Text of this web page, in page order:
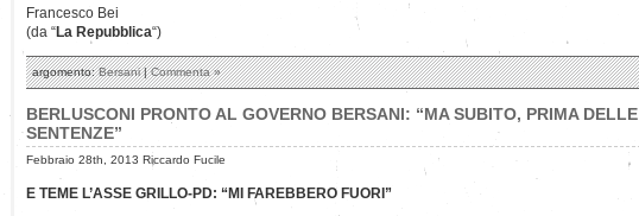
Francesco Bei
(da “La Repubblica“)
argomento:Bersani|Commenta »
BERLUSCONI PRONTO AL GOVERNO BERSANI: “MA SUBITO, PRIMA DELLE
SENTENZE”
Febbraio 28th, 2013 Riccardo Fucile
E TEME L’ASSE GRILLO-PD: “MI FAREBBERO FUORI”